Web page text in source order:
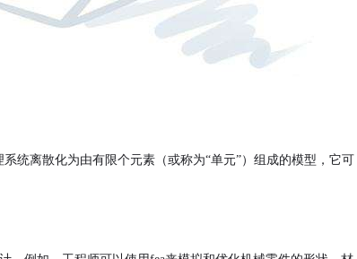
统离散化为由有限个元素（或称为“单元”）组成的模型，它可